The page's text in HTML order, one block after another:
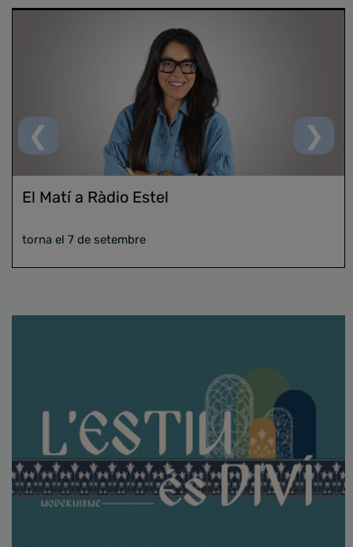
❮
El Matí a Ràdio Estel
torna el 7 de setembre
❯